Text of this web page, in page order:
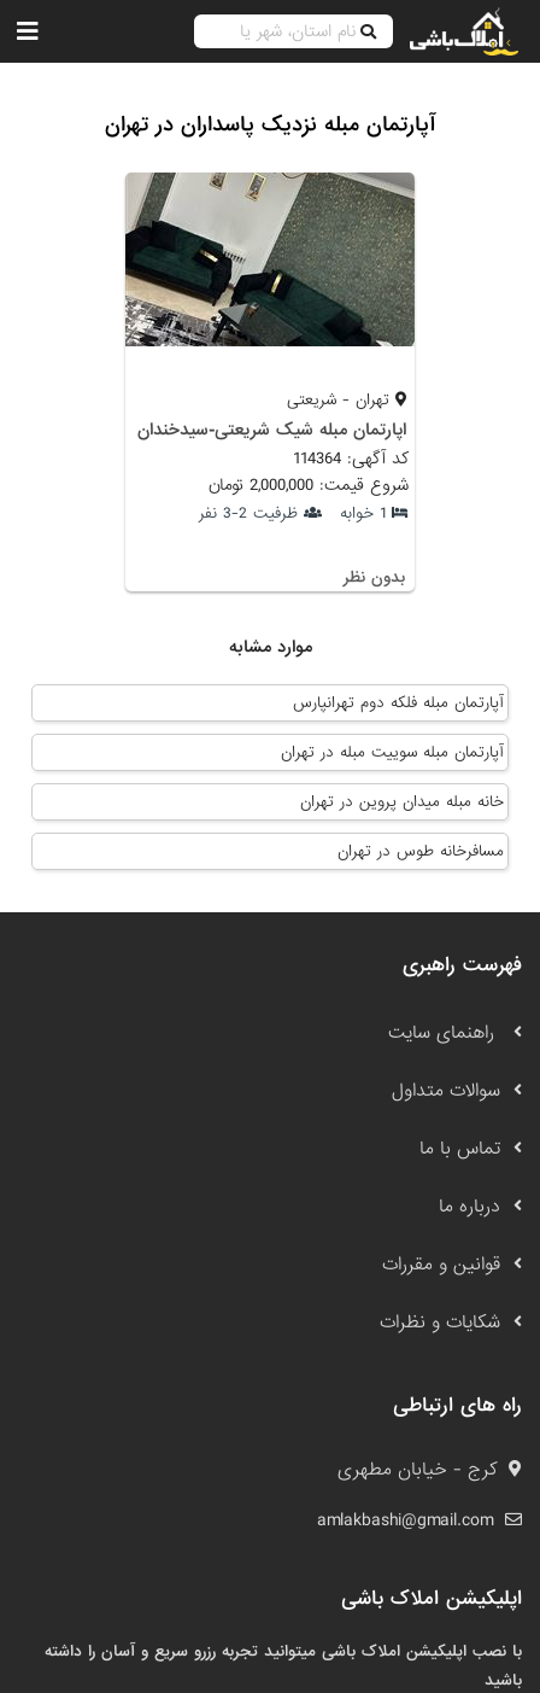
آپارتمان مبله نزدیک پاسداران در تهران
تهران - شریعتی
اپارتمان مبله شیک شریعتی-سیدخندان
کد آگهی: 114364
شروع قیمت: 2,000,000 تومان
1 خوابه ظرفیت 2-3 نفر
بدون نظر
موارد مشابه
آپارتمان مبله فلکه دوم تهرانپارس
آپارتمان مبله سوییت مبله در تهران
خانه مبله میدان پروین در تهران
مسافرخانه طوس در تهران
فهرست راهبری
راهنمای سایت
سوالات متداول
تماس با ما
درباره ما
قوانین و مقررات
شکایات و نظرات
راه های ارتباطی
کرج - خیابان مطهری
amlakbashi@gmail.com
اپلیکیشن املاک باشی
با نصب اپلیکیشن املاک باشی میتوانید تجربه رزرو سریع و آسان را داشته
باشید